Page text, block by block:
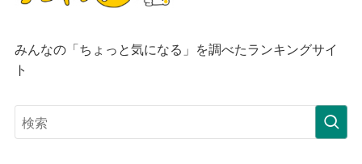
みんなの「ちょっと気になる」を調べたランキングサイ
ト